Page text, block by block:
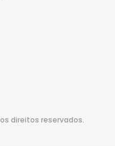
direitos reservados.